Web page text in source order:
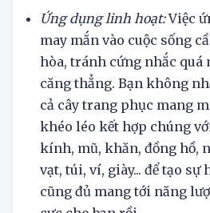
Lưu ý quan trọng:
Ứng dụng linh hoạt:Việc
may mắn vào cuộc sống
hòa, tránh cứng nhắc quá
căng thẳng. Bạn không
cả cây trang phục mang
khéo léo kết hợp chúng
kính, mũ, khăn, đồng hồ,
vạt, túi, ví, giày... để tạo sự